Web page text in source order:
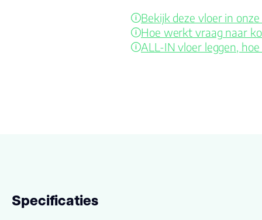
Bekijk deze vloer in
Hoe werkt vraag naar
ALL-IN vloer leggen,
Specificaties